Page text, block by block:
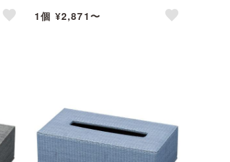
1個 ¥2,871〜